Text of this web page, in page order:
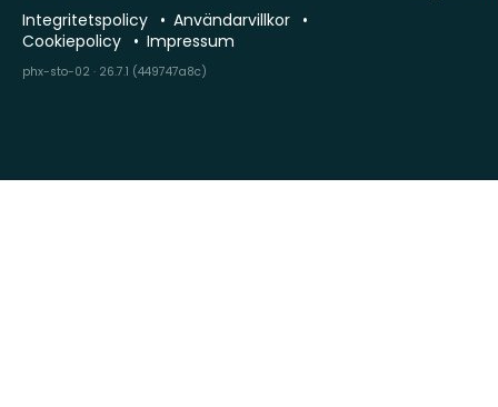
Integritetspolicy
Användarvillkor
Cookiepolicy
Impressum
phx-sto-02 · 26.7.1 (449747a8c)